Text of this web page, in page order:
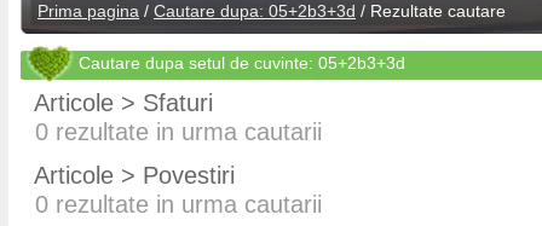
Prima pagina / Cautare dupa: 05+2b3+3d / Rezultate cautare
Cautare dupa setul de cuvinte: 05+2b3+3d
Articole > Sfaturi
0 rezultate in urma cautarii
Articole > Povestiri
0 rezultate in urma cautarii